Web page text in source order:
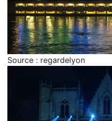
Source : regardelyon